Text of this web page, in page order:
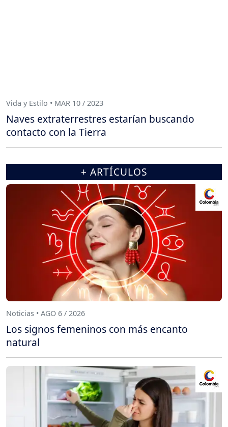
Vida y Estilo • MAR 10 / 2023
Naves extraterrestres estarían buscando
contacto con la Tierra
+ ARTÍCULOS
Noticias • AGO 6 / 2026
Los signos femeninos con más encanto
natural